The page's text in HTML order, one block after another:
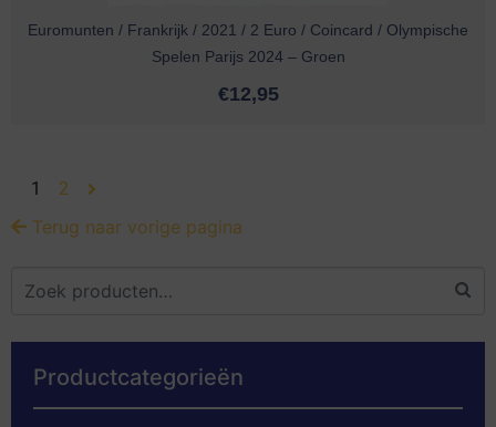
Euromunten / Frankrijk / 2021 / 2 Euro / Coincard / Olympische
Spelen Parijs 2024 – Groen
€12,95
1 2
Terug naar vorige pagina
Productcategorieën